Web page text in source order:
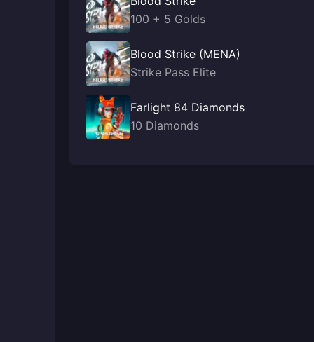
100 + 5 Golds
Blood Strike (MENA)
Strike Pass Elite
Farlight 84 Diamonds
10 Diamonds